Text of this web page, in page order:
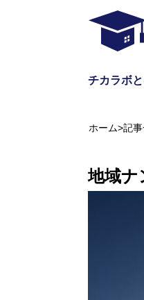
チカラボ
ホーム>記
地域